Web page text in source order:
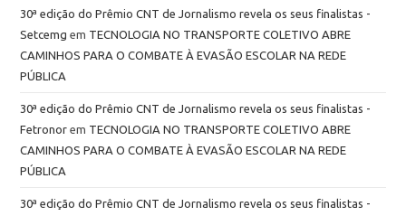
30ª edição do Prêmio CNT de Jornalismo revela os seus finalistas -
Setcemg em TECNOLOGIA NO TRANSPORTE COLETIVO ABRE
CAMINHOS PARA O COMBATE À EVASÃO ESCOLAR NA REDE
PÚBLICA
30ª edição do Prêmio CNT de Jornalismo revela os seus finalistas -
Fetronor em TECNOLOGIA NO TRANSPORTE COLETIVO ABRE
CAMINHOS PARA O COMBATE À EVASÃO ESCOLAR NA REDE
PÚBLICA
30ª edição do Prêmio CNT de Jornalismo revela os seus finalistas -